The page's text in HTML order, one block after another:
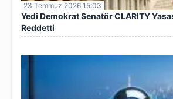
23 Temmuz 2026 15:03
Yedi Demokrat Senatör CLARITY
Reddetti